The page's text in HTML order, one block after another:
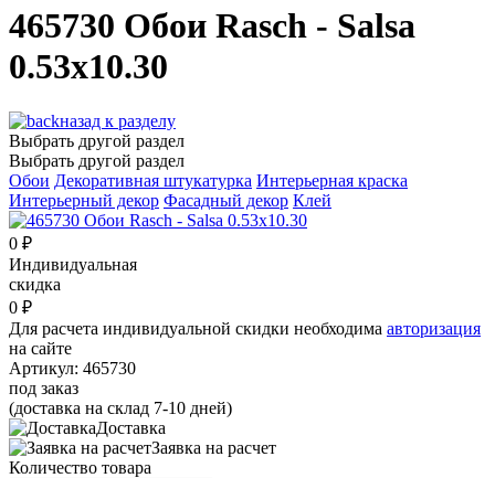
465730 Обои Rasch - Salsa
0.53x10.30
назад к разделу
Выбрать другой раздел
Выбрать другой раздел
Обои Декоративная штукатурка Интерьерная краска
Интерьерный декор Фасадный декор Клей
0 ₽
Индивидуальная
скидка
0 ₽
Для расчета индивидуальной скидки необходима авторизация
на сайте
Артикул: 465730
под заказ
(доставка на склад 7-10 дней)
Доставка
Заявка на расчет
Количество товара